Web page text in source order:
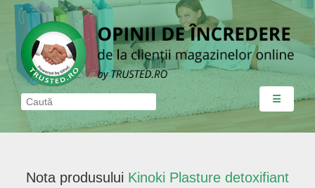
☰
Nota produsului Kinoki Plasture detoxifiant